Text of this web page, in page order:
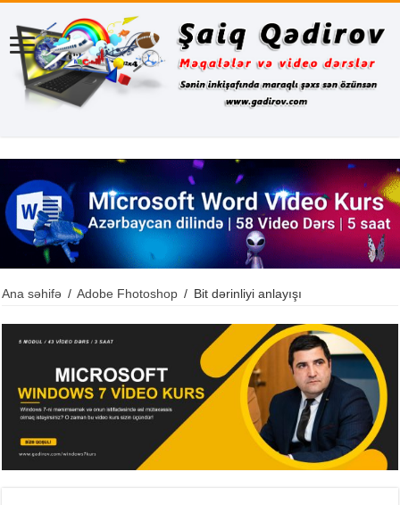
Ana səhifə / Adobe Fhotoshop / Bit dərinliyi anlayışı